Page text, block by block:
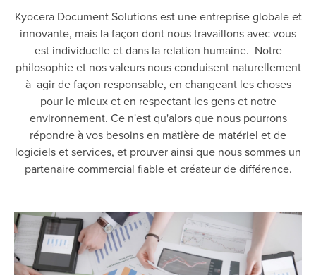
Kyocera Document Solutions est une entreprise globale et
innovante, mais la façon dont nous travaillons avec vous
est individuelle et dans la relation humaine. Notre
philosophie et nos valeurs nous conduisent naturellement
à agir de façon responsable, en changeant les choses
pour le mieux et en respectant les gens et notre
environnement. Ce n'est qu'alors que nous pourrons
répondre à vos besoins en matière de matériel et de
logiciels et services, et prouver ainsi que nous sommes un
partenaire commercial fiable et créateur de différence.